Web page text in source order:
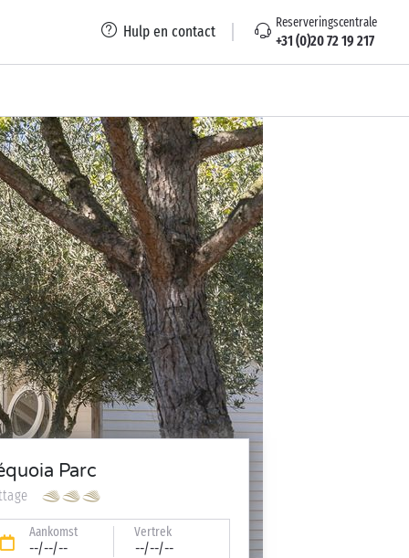
Hulp en contact Reserveringscentrale
+31 (0)20 72 19 217
Parc
Aankomst
--/--/--
Vertrek
--/--/--